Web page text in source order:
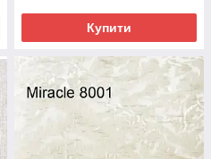
Купити